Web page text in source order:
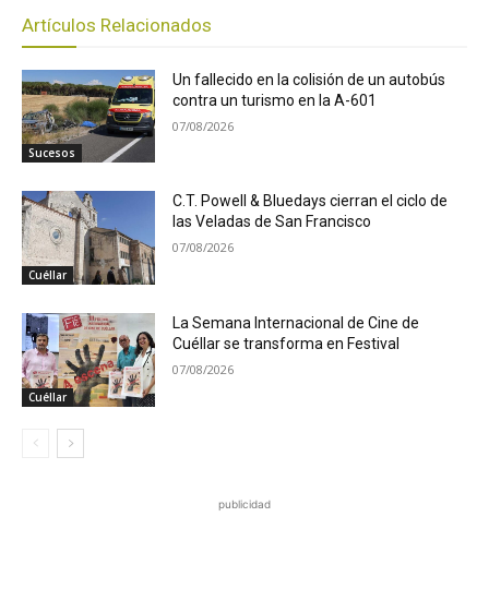
Artículos Relacionados
Sucesos
Un fallecido en la colisión de un autobús
contra un turismo en la A-601
07/08/2026
Cuéllar
C.T. Powell & Bluedays cierran el ciclo de
las Veladas de San Francisco
07/08/2026
Cuéllar
La Semana Internacional de Cine de
Cuéllar se transforma en Festival
07/08/2026
publicidad